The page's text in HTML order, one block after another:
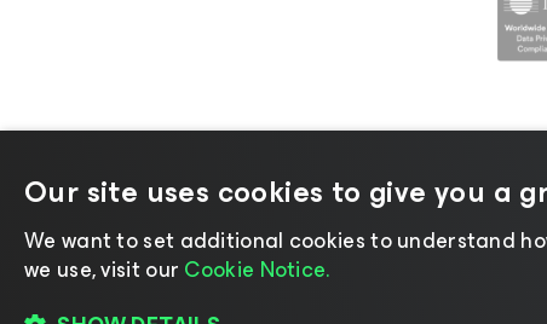
©2026 Veeam® Software |
Our site uses cookies to give you a
We want to set additional cookies to understand
we use, visit our Cookie Notice.